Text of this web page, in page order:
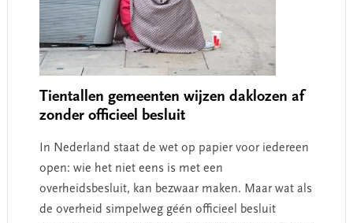
Tientallen gemeenten wijzen daklozen af
zonder officieel besluit
In Nederland staat de wet op papier voor iedereen
open: wie het niet eens is met een
overheidsbesluit, kan bezwaar maken. Maar wat als
de overheid simpelweg géén officieel besluit